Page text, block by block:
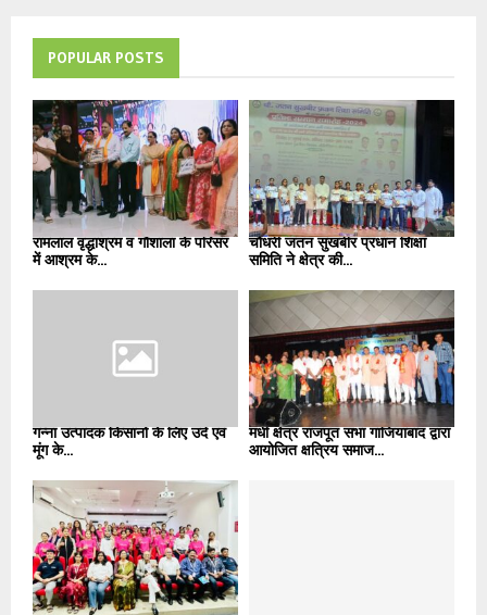
POPULAR POSTS
रामलाल वृद्धाश्रम व गौशाला के परिसर
में आश्रम के...
चौधरी जतन सुखबीर प्रधान शिक्षा
समिति ने क्षेत्र की...
गन्ना उत्पादक किसानों के लिए उर्द एवं
मूंग के...
मधी क्षेत्र राजपूत सभा गाजियाबाद द्वारा
आयोजित क्षत्रिय समाज...